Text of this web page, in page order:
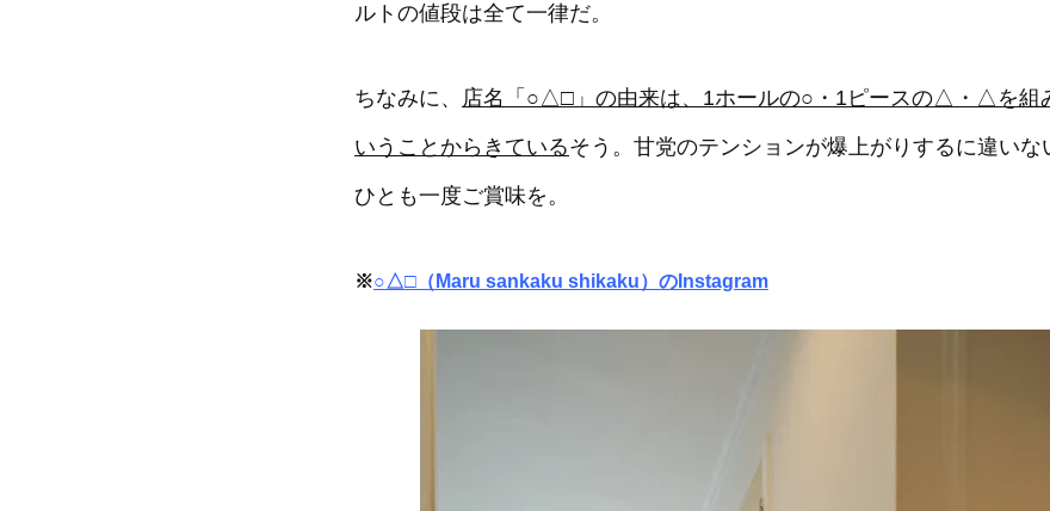
ルトの値段は全て一律だ。
ちなみに、 店名「○△□」の由来は、1ホールの○・1ピースの△・△を組
いうことからきているそう。甘党のテンションが爆上がりするに違い
ひとも一度ご賞味を。
※○△□（Maru sankaku shikaku）のInstagram